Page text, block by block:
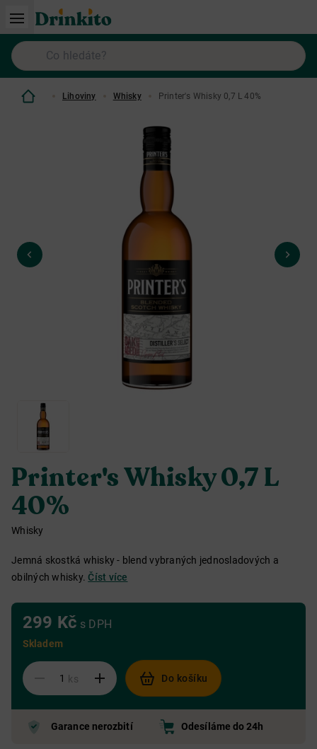
Lihoviny Whisky Printer's Whisky 0,7 L 40%
Printer's Whisky 0,7 L
40%
Whisky
Jemná skostká whisky - blend vybraných jednosladových a
obilných whisky. Číst více
299 Kč s DPH
Skladem
ks Do košíku
Garance nerozbití Odesíláme do 24h